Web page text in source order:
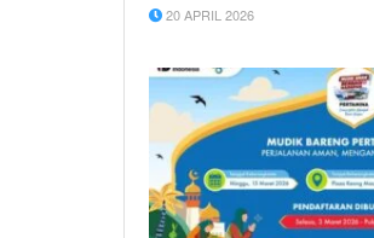
20 APRIL 2026